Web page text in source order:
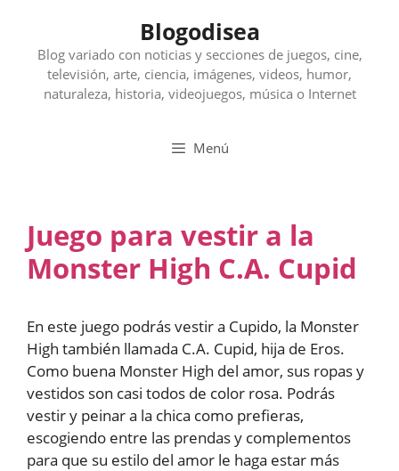
contenido
Blogodisea
Blog variado con noticias y secciones de juegos, cine,
televisión, arte, ciencia, imágenes, videos, humor,
naturaleza, historia, videojuegos, música o Internet
Menú
Juego para vestir a la
Monster High C.A. Cupid
En este juego podrás vestir a Cupido, la Monster
High también llamada C.A. Cupid, hija de Eros.
Como buena Monster High del amor, sus ropas y
vestidos son casi todos de color rosa. Podrás
vestir y peinar a la chica como prefieras,
escogiendo entre las prendas y complementos
para que su estilo del amor le haga estar más